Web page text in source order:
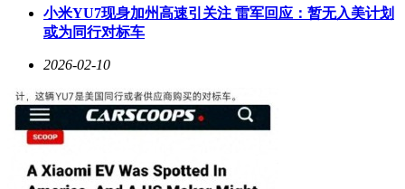
玩家对左右按键一致性与按键软硬度的顾虑。对于此前使用
GPW2、GPW3以及GPW2金刚版的用户而言，GPW5雪豹在握
新鼠标，全身心投入游戏竞技。
GPW5雪豹在硬件配置方面同样表现出色。其光学传感器与主
控方案沿用了GPW4鹰眼和小狗的HERO 2与N52833成熟旗舰
级方案。HERO 2光学传感器以其0信号过滤、全DPI下0平滑
处理以及0硬件加速度的特点，在职业FPS电竞赛事中一直备
受青睐，能够为玩家提供精准、稳定的光学信号捕捉。
小米YU7现身加州高速引关注 雷军回应：暂无入美计划
或为同行对标车
2026-02-10